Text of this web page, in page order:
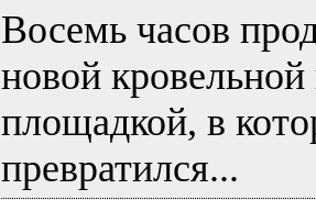
Восемь часов
новой
площадкой, в
превратился...